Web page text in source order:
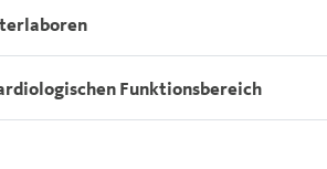
Funktionsbereich